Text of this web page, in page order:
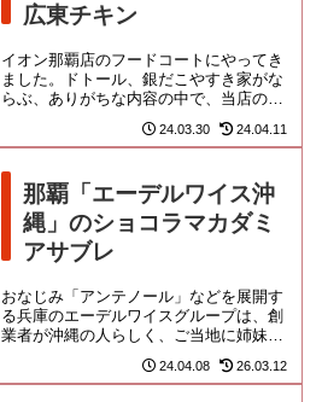
広東チキン
イオン那覇店のフードコートにやってき
ました。ドトール、銀だこやすき家がな
らぶ、ありがちな内容の中で、当店の存
在が光りますね。浦添にあるAサインの
店「ピザハウス本店」が、ショ...
24.03.30 24.04.11
那覇「エーデルワイス沖
縄」のショコラマカダミ
アサブレ
おなじみ「アンテノール」などを展開す
る兵庫のエーデルワイスグループは、創
業者が沖縄の人らしく、ご当地に姉妹ブ
ランドを立ち上げております。つって
も、沖縄でヨーロッパなケーキを...
24.04.08 26.03.12